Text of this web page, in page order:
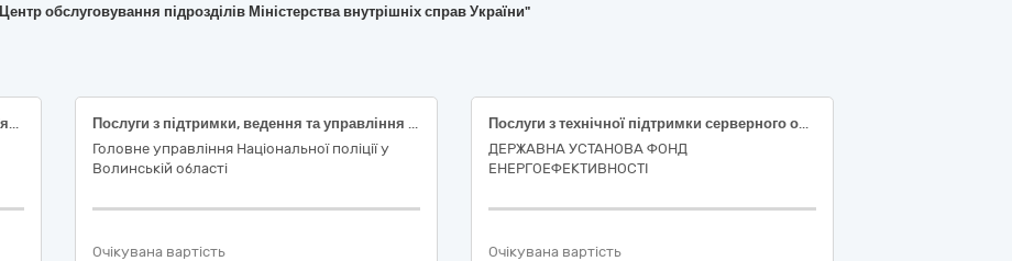
обслуговування підрозділів Міністерства внутрішніх справ України"
ДК 021:2015 код 72250000-2 Послуги, пов’язані із системами та підтримкою (Послуги з технічної підтримки та супроводу програмно-технічного комплексу «Овація» для філії «Кременчуцька ГЕС» ПрАТ «Укргідроенерго»)
Послуги з підтримки, ведення та управління акаунтом Starlink згідно коду ДК 021:2015:72250000-2 - Послуги, пов’язані із системами та підтримкою
Головне управління Національної поліції у
Волинській області
Очікувана вартість
Послуги з технічної підтримки серверного обладнання HPE (код ДК 021:2015 72250000-2 «Послуги, пов’язані із системами та підтримкою»)
ДЕРЖАВНА УСТАНОВА ФОНД
ЕНЕРГОЕФЕКТИВНОСТІ
Очікувана вартість